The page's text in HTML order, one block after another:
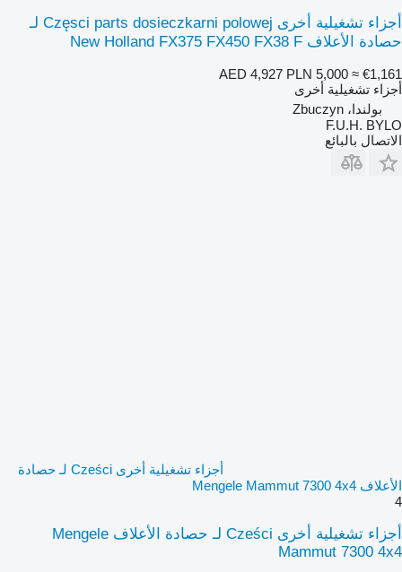
أجزاء تشغيلية أخرى Częsci parts dosieczkarni polowej لـ
حصادة الأعلاف New Holland FX375 FX450 FX38 F
AED 4,927 PLN 5,000 ≈ €1,161
أجزاء تشغيلية أخرى
بولندا، Zbuczyn
F.U.H. BYLO
الاتصال بالبائع
أجزاء تشغيلية أخرى Cześci لـ حصادة
الأعلاف Mengele Mammut 7300 4x4
4
أجزاء تشغيلية أخرى Cześci لـ حصادة الأعلاف Mengele
Mammut 7300 4x4